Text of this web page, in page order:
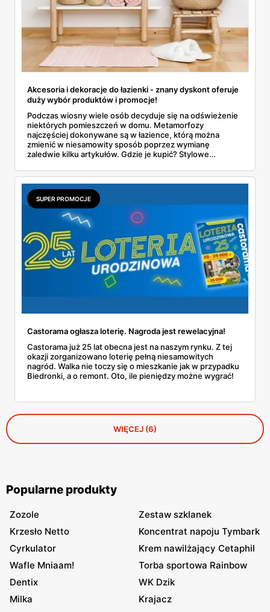
Akcesoria i dekoracje do łazienki - znany dyskont oferuje
duży wybór produktów i promocje!
Podczas wiosny wiele osób decyduje się na odświeżenie
niektórych pomieszczeń w domu. Metamorfozy
najczęściej dokonywane są w łazience, którą można
zmienić w niesamowity sposób poprzez wymianę
zaledwie kilku artykułów. Gdzie je kupić? Stylowe
sieci. Zapoznaj się z całą ofertą i przekonaj się, jakie
produkty polecamy najbardziej!
SUPER PROMOCJE
Castorama ogłasza loterię. Nagroda jest rewelacyjna!
Castorama już 25 lat obecna jest na naszym rynku. Z tej
okazji zorganizowano loterię pełną niesamowitych
nagród. Walka nie toczy się o mieszkanie jak w przypadku
Biedronki, a o remont. Oto, ile pieniędzy możne wygrać!
WIĘCEJ (6)
Popularne produkty
Zozole
Zestaw szklanek
Krzesło Netto
Koncentrat napoju Tymbark
Cyrkulator
Krem nawilżający Cetaphil
Wafle Mniaam!
Torba sportowa Rainbow
Dentix
WK Dzik
Milka
Krajacz